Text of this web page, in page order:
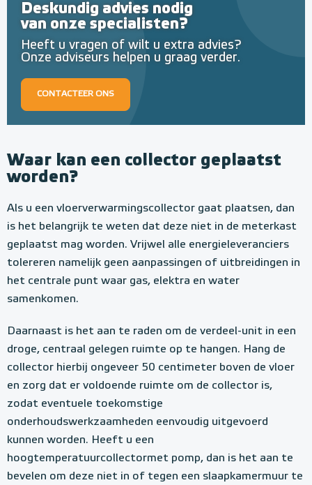
Deskundig advies nodig
van onze specialisten?
Heeft u vragen of wilt u extra advies?
Onze adviseurs helpen u graag verder.
CONTACTEER ONS
Waar kan een collector geplaatst
worden?
Als u een vloerverwarmingscollector gaat plaatsen, dan
is het belangrijk te weten dat deze niet in de meterkast
geplaatst mag worden. Vrijwel alle energieleveranciers
tolereren namelijk geen aanpassingen of uitbreidingen in
het centrale punt waar gas, elektra en water
samenkomen.
Daarnaast is het aan te raden om de verdeel-unit in een
droge, centraal gelegen ruimte op te hangen. Hang de
collector hierbij ongeveer 50 centimeter boven de vloer
en zorg dat er voldoende ruimte om de collector is,
zodat eventuele toekomstige
onderhoudswerkzaamheden eenvoudig uitgevoerd
kunnen worden. Heeft u een
hoogtemperatuurcollectormet pomp, dan is het aan te
bevelen om deze niet in of tegen een slaapkamermuur te